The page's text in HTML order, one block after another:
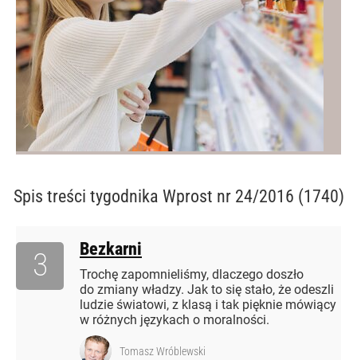
Spis treści tygodnika Wprost nr 24/2016 (1740)
Bezkarni
Trochę zapomnieliśmy, dlaczego doszło
do zmiany władzy. Jak to się stało, że odeszli
ludzie światowi, z klasą i tak pięknie mówiący
w różnych językach o moralności.
3
Tomasz Wróblewski